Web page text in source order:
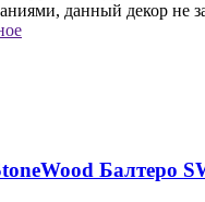
данный декор не
Балтеро